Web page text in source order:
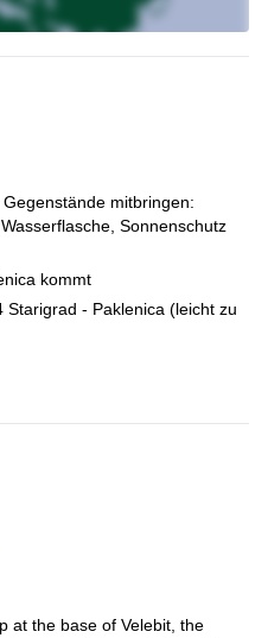
mitbringen:
Sonnenschutz
kommt
- Paklenica (leicht zu
welches Transportmittel Sie
Aktivität zu bestimmen.
at the base of Velebit, the